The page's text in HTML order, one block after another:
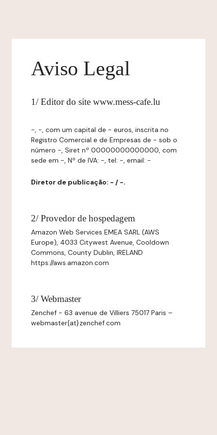
Aviso Legal
1/ Editor do site www.mess-cafe.lu
-, -, com um capital de - euros, inscrita no
Registro Comercial e de Empresas de - sob o
número -, Siret nº 00000000000000, com
sede em -, Nº de IVA: -, tel: -, email: -
Diretor de publicação: - / -.
2/ Provedor de hospedagem
Amazon Web Services EMEA SARL (AWS
Europe), 4033 Citywest Avenue, Cooldown
Commons, County Dublin, IRELAND
https://aws.amazon.com
3/ Webmaster
Zenchef - 63 avenue de Villiers 75017 Paris –
webmaster{at}zenchef.com